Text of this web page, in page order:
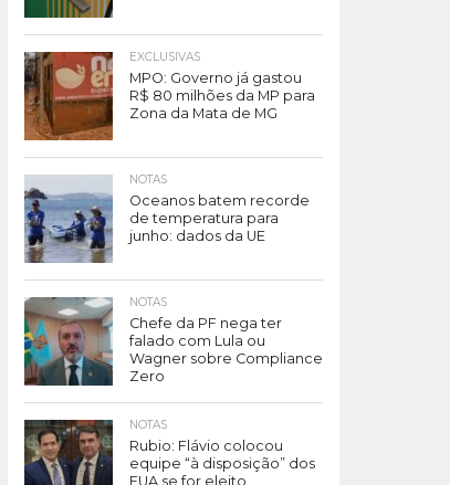
EXCLUSIVAS
MPO: Governo já gastou
R$ 80 milhões da MP para
Zona da Mata de MG
NOTAS
Oceanos batem recorde
de temperatura para
junho: dados da UE
NOTAS
Chefe da PF nega ter
falado com Lula ou
Wagner sobre Compliance
Zero
NOTAS
Rubio: Flávio colocou
equipe “à disposição” dos
EUA se for eleito